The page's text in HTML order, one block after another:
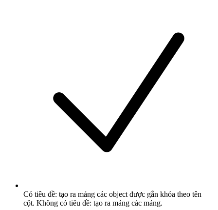
Có tiêu đề: tạo ra mảng các object được gắn khóa theo tên
cột. Không có tiêu đề: tạo ra mảng các mảng.